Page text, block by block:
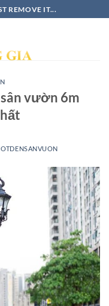
REMOVE IT...
vườn 6m